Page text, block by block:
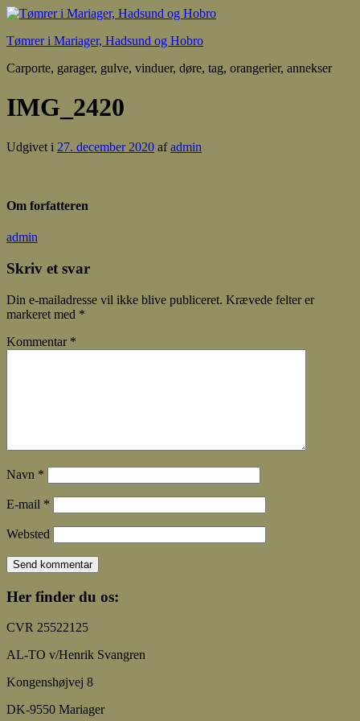
Tømrer i Mariager, Hadsund og Hobro
Carporte, garager, gulve, vinduer, døre, tag, orangerier, annekser
IMG_2420
Udgivet i 27. december 2020 afadmin
Om forfatteren
admin
Skriv et svar
Din e-mailadresse vil ikke blive publiceret. Krævede felter er
markeret med *
Kommentar *
Navn *
E-mail *
Websted
Her finder du os:
CVR 25522125
AL-TO v/Henrik Svangren
Kongenshøjvej 8
DK-9550 Mariager